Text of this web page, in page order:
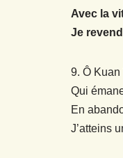
Avec la
Je
9. Ô Kuan
Qui
En
J’atteins